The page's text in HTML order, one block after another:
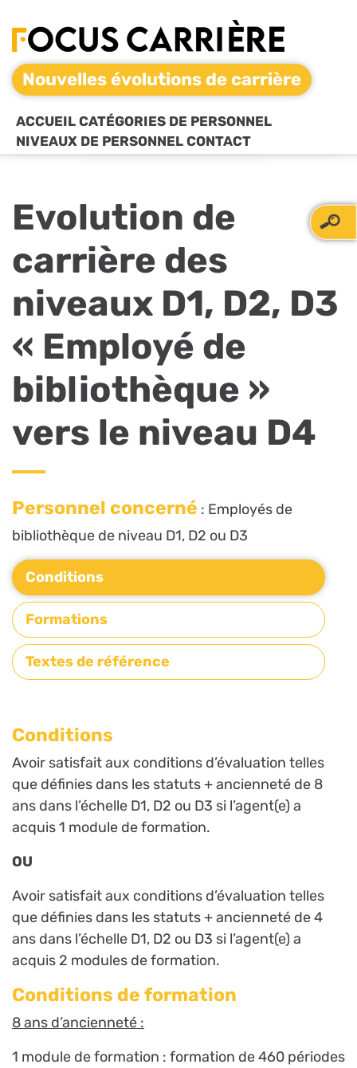
Nouvelles évolutions de carrière
ACCUEIL CATÉGORIES DE PERSONNEL
NIVEAUX DE PERSONNEL CONTACT
Evolution de
carrière des
niveaux D1, D2, D3
« Employé de
bibliothèque »
vers le niveau D4
Personnel concerné : Employés de
bibliothèque de niveau D1, D2 ou D3
Conditions
Formations
Textes de référence
Conditions
Avoir satisfait aux conditions d’évaluation telles
que définies dans les statuts + ancienneté de 8
ans dans l’échelle D1, D2 ou D3 si l’agent(e) a
acquis 1 module de formation.
OU
Avoir satisfait aux conditions d’évaluation telles
que définies dans les statuts + ancienneté de 4
ans dans l’échelle D1, D2 ou D3 si l’agent(e) a
acquis 2 modules de formation.
Conditions de formation
8 ans d’ancienneté :
1 module de formation : formation de 460 périodes